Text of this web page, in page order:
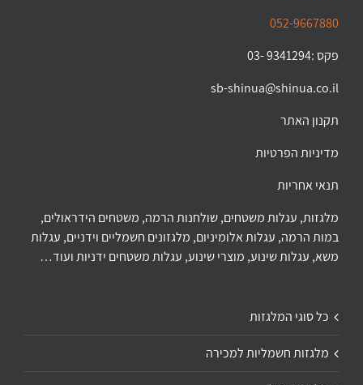
052-9667880
פקס :9341294 -03
sb-shinua@shinua.co.il
תקנון האתר
מדיניות הפרטיות
תנאי אחריות
מלגזות, עגלות משטחים, שולחנות הרמה, משטחים הידראולים,
במות הרמה, עגלות אלומיניום, מלגזונים חשמליים וידניים, עגלות
משא, עגלות שינוע, מוצרי שינוע, עגלות משטחים ידניות ועוד…
כל סוגי המלגזות
מלגזות חשמליות למכירה